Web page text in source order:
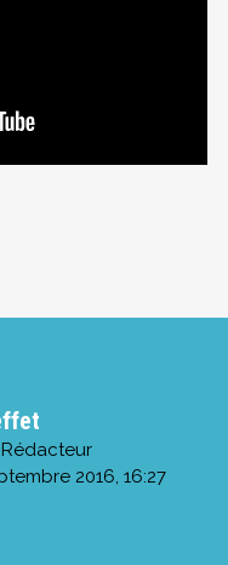
2016, 16:27